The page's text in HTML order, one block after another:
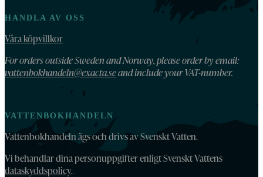
HANDLA AV OSS
Våra köpvillkor
For orders outside Sweden and Norway, please order by email:
vattenbokhandeln@exacta.seand include your VAT-number.
VATTENBOKHANDELN
Vattenbokhandeln ägs och drivs av Svenskt Vatten.
Vi behandlar dina personuppgifter enligt Svenskt Vattens
dataskyddspolicy.